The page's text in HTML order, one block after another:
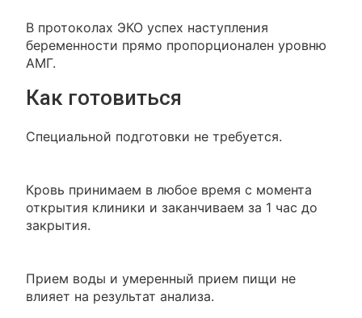
В протоколах ЭКО успех наступления
беременности прямо пропорционален уровню
АМГ.
Как готовиться
Специальной подготовки не требуется.
Кровь принимаем в любое время с момента
открытия клиники и заканчиваем за 1 час до
закрытия.
Прием воды и умеренный прием пищи не
влияет на результат анализа.